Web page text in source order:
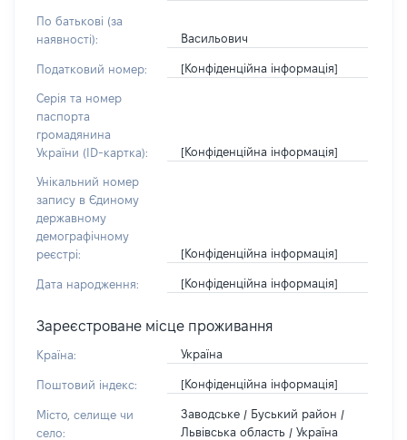
По батькові (за
наявності):
Васильович
Податковий номер: [Конфіденційна інформація]
Серія та номер
паспорта
громадянина
України (ID-картка):
[Конфіденційна інформація]
Унікальний номер
запису в Єдиному
державному
демографічному
реєстрі:
[Конфіденційна інформація]
Дата народження: [Конфіденційна інформація]
Зареєстроване місце проживання
Країна: Україна
Поштовий індекс: [Конфіденційна інформація]
Місто, селище чи
село:
Заводське / Буський район /
Львівська область / Україна